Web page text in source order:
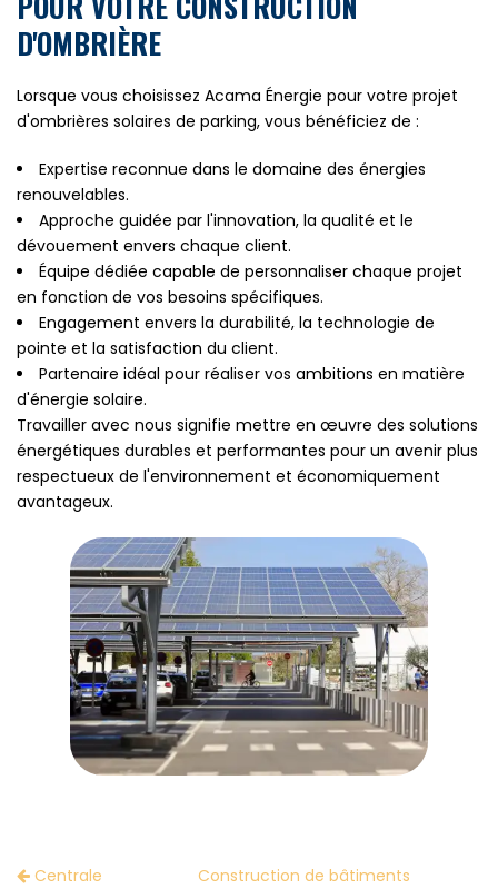
D'OMBRIÈRE
Lorsque vous choisissez Acama Énergie pour votre projet
d'ombrières solaires de parking, vous bénéficiez de :
Expertise reconnue dans le domaine des énergies
renouvelables.
Approche guidée par l'innovation, la qualité et le
dévouement envers chaque client.
Équipe dédiée capable de personnaliser chaque projet
en fonction de vos besoins spécifiques.
Engagement envers la durabilité, la technologie de
pointe et la satisfaction du client.
Partenaire idéal pour réaliser vos ambitions en matière
d'énergie solaire.
Travailler avec nous signifie mettre en œuvre des solutions
énergétiques durables et performantes pour un avenir plus
respectueux de l'environnement et économiquement
avantageux.
Centrale
Construction de bâtiments